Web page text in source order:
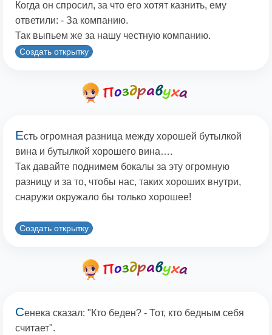
Когда он спросил, за что его хотят казнить, ему
ответили: - За компанию.
Так выпьем же за нашу честную компанию.
Создать открытку
Есть огромная разница между хорошей бутылкой
вина и бутылкой хорошего вина….
Так давайте поднимем бокалы за эту огромную
разницу и за то, чтобы нас, таких хороших внутри,
снаружи окружало бы только хорошее!
Создать открытку
Сенека сказал: "Кто беден? - Тот, кто бедным себя
считает".